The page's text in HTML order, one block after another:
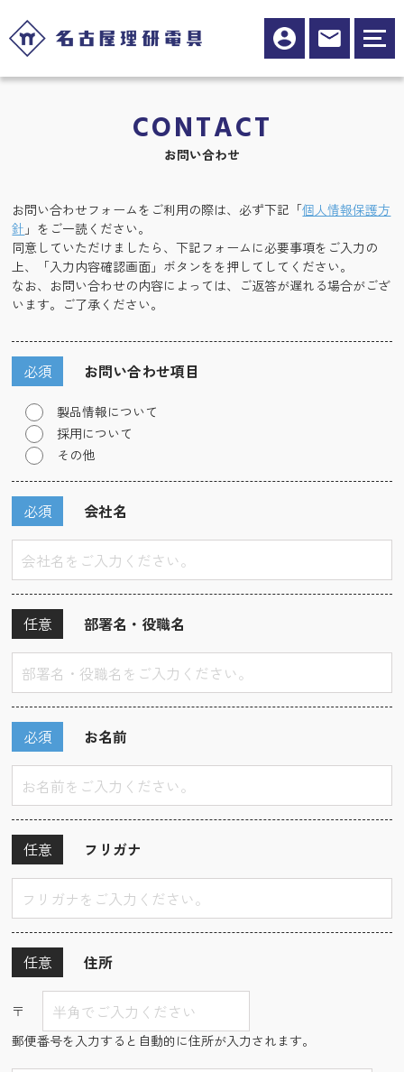
CONTACT
お問い合わせ
お問い合わせフォームをご利用の際は、必ず下記「個人情報保護方
針 」をご一読ください。
同意していただけましたら、下記フォームに必要事項をご入力の
上、「入力内容確認画面」ボタンをを押してしてください。
なお、お問い合わせの内容によっては、ご返答が遅れる場合がござ
います。ご了承ください。
お問い合わせ項目
必須
製品情報について
採用について
その他
会社名
必須
部署名・役職名
任意
お名前
必須
フリガナ
任意
住所
任意
〒
郵便番号を入力すると自動的に住所が入力されます。